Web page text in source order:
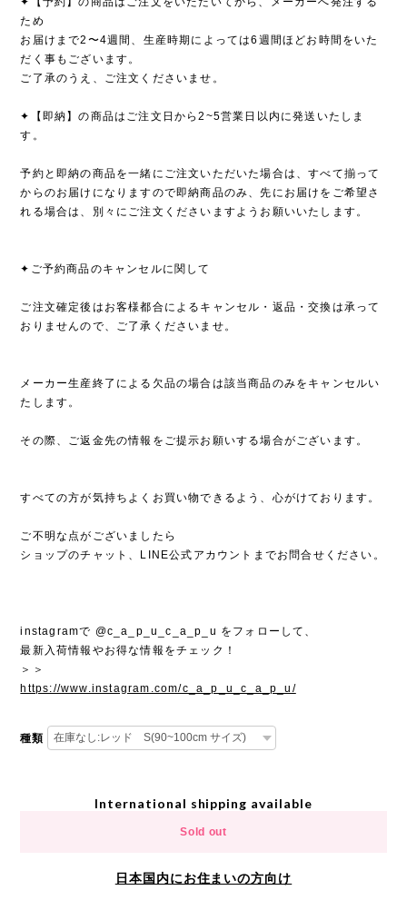
ため
お届けまで2〜4週間、生産時期によっては6週間ほどお時間をいた
だく事もございます。
ご了承のうえ、ご注文くださいませ。
✦【即納】の商品はご注文日から2~5営業日以内に発送いたしま
す。
予約と即納の商品を一緒にご注文いただいた場合は、すべて揃って
からのお届けになりますので即納商品のみ、先にお届けをご希望さ
れる場合は、別々にご注文くださいますようお願いいたします。
✦ご予約商品のキャンセルに関して
ご注文確定後はお客様都合によるキャンセル・返品・交換は承って
おりませんので、ご了承くださいませ。
メーカー生産終了による欠品の場合は該当商品のみをキャンセルい
たします。
その際、ご返金先の情報をご提示お願いする場合がございます。
すべての方が気持ちよくお買い物できるよう、心がけております。
ご不明な点がございましたら
ショップのチャット、LINE公式アカウントまでお問合せください。
instagramで @c_a_p_u_c_a_p_u をフォローして、
最新入荷情報やお得な情報をチェック！
＞＞
https://www.instagram.com/c_a_p_u_c_a_p_u/
種類
International shipping available
Sold out
日本国内にお住まいの方向け